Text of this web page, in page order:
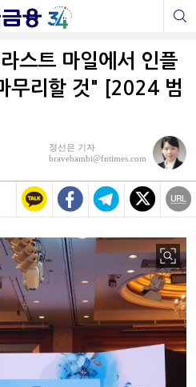
스트 마일에서 인플
무리할 것" [2024 범
정선은 기자
bravebambi@fntimes.com